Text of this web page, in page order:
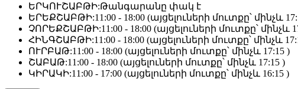
ԵՐԿՈՒՇԱԲԹԻ:Թանգարանը փակ է
ԵՐԵՔՇԱԲԹԻ:11:00 - 18:00 (այցելուների մուտքը՝ մինչև
ՉՈՐԵՔՇԱԲԹԻ:11:00 - 18:00 (այցելուների մուտքը՝ մինչև
ՀԻՆԳՇԱԲԹԻ:11:00 - 18:00 (այցելուների մուտքը՝ մինչև
ՈՒՐԲԱԹ:11:00 - 18:00 (այցելուների մուտքը՝ մինչև 17:15 )
ՇԱԲԱԹ:11:00 - 18:00 (այցելուների մուտքը՝ մինչև 17:15 )
ԿԻՐԱԿԻ:11:00 - 17:00 (այցելուների մուտքը՝ մինչև 16:15 )